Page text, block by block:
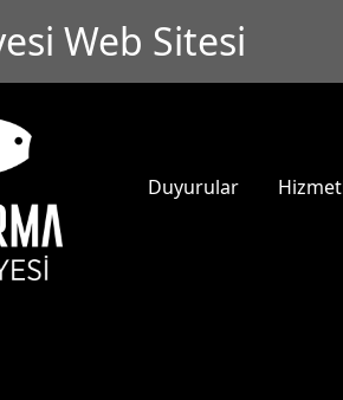
Web Sitesi
Duyurular